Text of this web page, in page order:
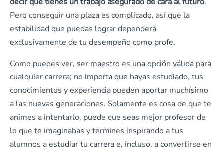
Pero conseguir una plaza es complicado, así que la
estabilidad que puedas lograr dependerá
exclusivamente de tu desempeño como profe.
Como puedes ver, ser maestro es una opción válida para
cualquier carrera; no importa que hayas estudiado, tus
conocimientos y experiencia pueden aportar muchísimo
a las nuevas generaciones. Solamente es cosa de que te
animes a intentarlo, puede que seas mejor profesor de
lo que te imaginabas y termines inspirando a tus
alumnos a estudiar tu carrera e, incluso, a convertirse en